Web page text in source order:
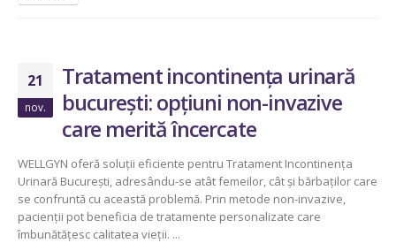
21
nov.
Tratament incontinența urinară
bucurești: opțiuni non-invazive
care merită încercate
WELLGYN oferă soluții eficiente pentru Tratament Incontinența
Urinară București, adresându-se atât femeilor, cât și bărbaților care
se confruntă cu această problemă. Prin metode non-invazive,
pacienții pot beneficia de tratamente personalizate care
îmbunătățesc calitatea vieții. ...